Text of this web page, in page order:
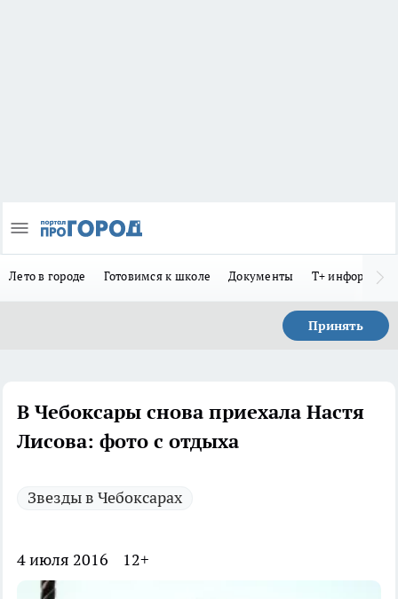
Лето в городе Готовимся к школе Документы Т+
Принять
В Чебоксары снова приехала Настя
Лисова: фото с отдыха
Звезды в Чебоксарах
4 июля 2016 12+